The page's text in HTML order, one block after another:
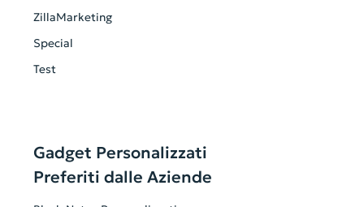
ZillaMarketing
Special
Test
Gadget Personalizzati
Preferiti dalle Aziende